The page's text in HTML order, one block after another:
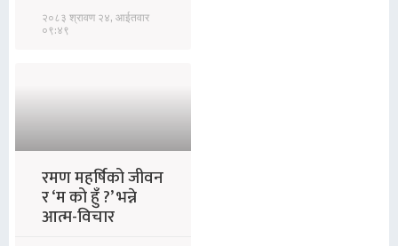
२०८३ श्रावण २४, आईतवार
०९:४९
रमण महर्षिको जीवन
र ‘म को हुँ ?’ भन्ने
आत्म-विचार